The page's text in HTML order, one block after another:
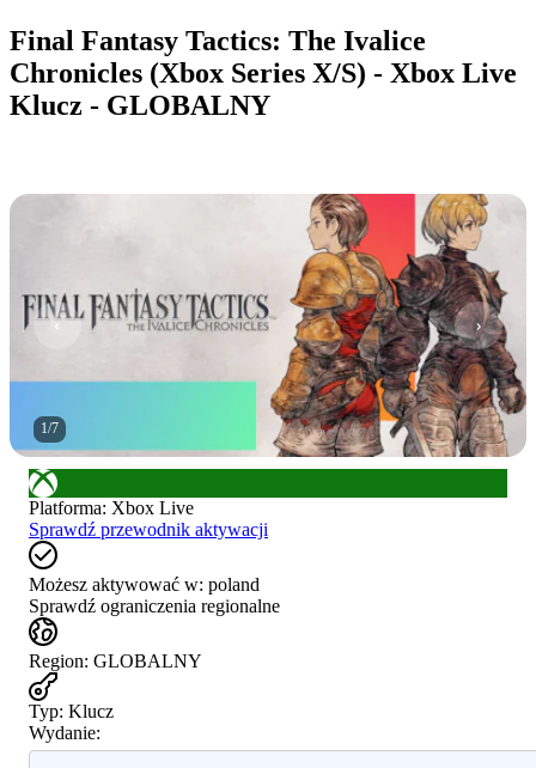
Final Fantasy Tactics: The Ivalice
Chronicles (Xbox Series X/S) - Xbox Live
Klucz - GLOBALNY
1/7
Platforma: Xbox Live
Sprawdź przewodnik aktywacji
Możesz aktywować w: poland
Sprawdź ograniczenia regionalne
Region: GLOBALNY
Typ: Klucz
Wydanie: